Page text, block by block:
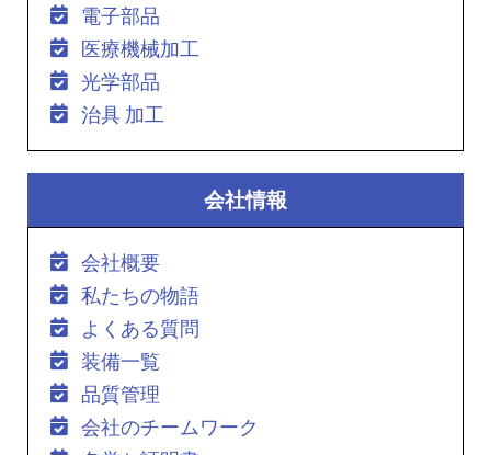
電子部品
医療機械加工
光学部品
治具 加工
会社情報
会社概要
私たちの物語
よくある質問
装備一覧
品質管理
会社のチームワーク